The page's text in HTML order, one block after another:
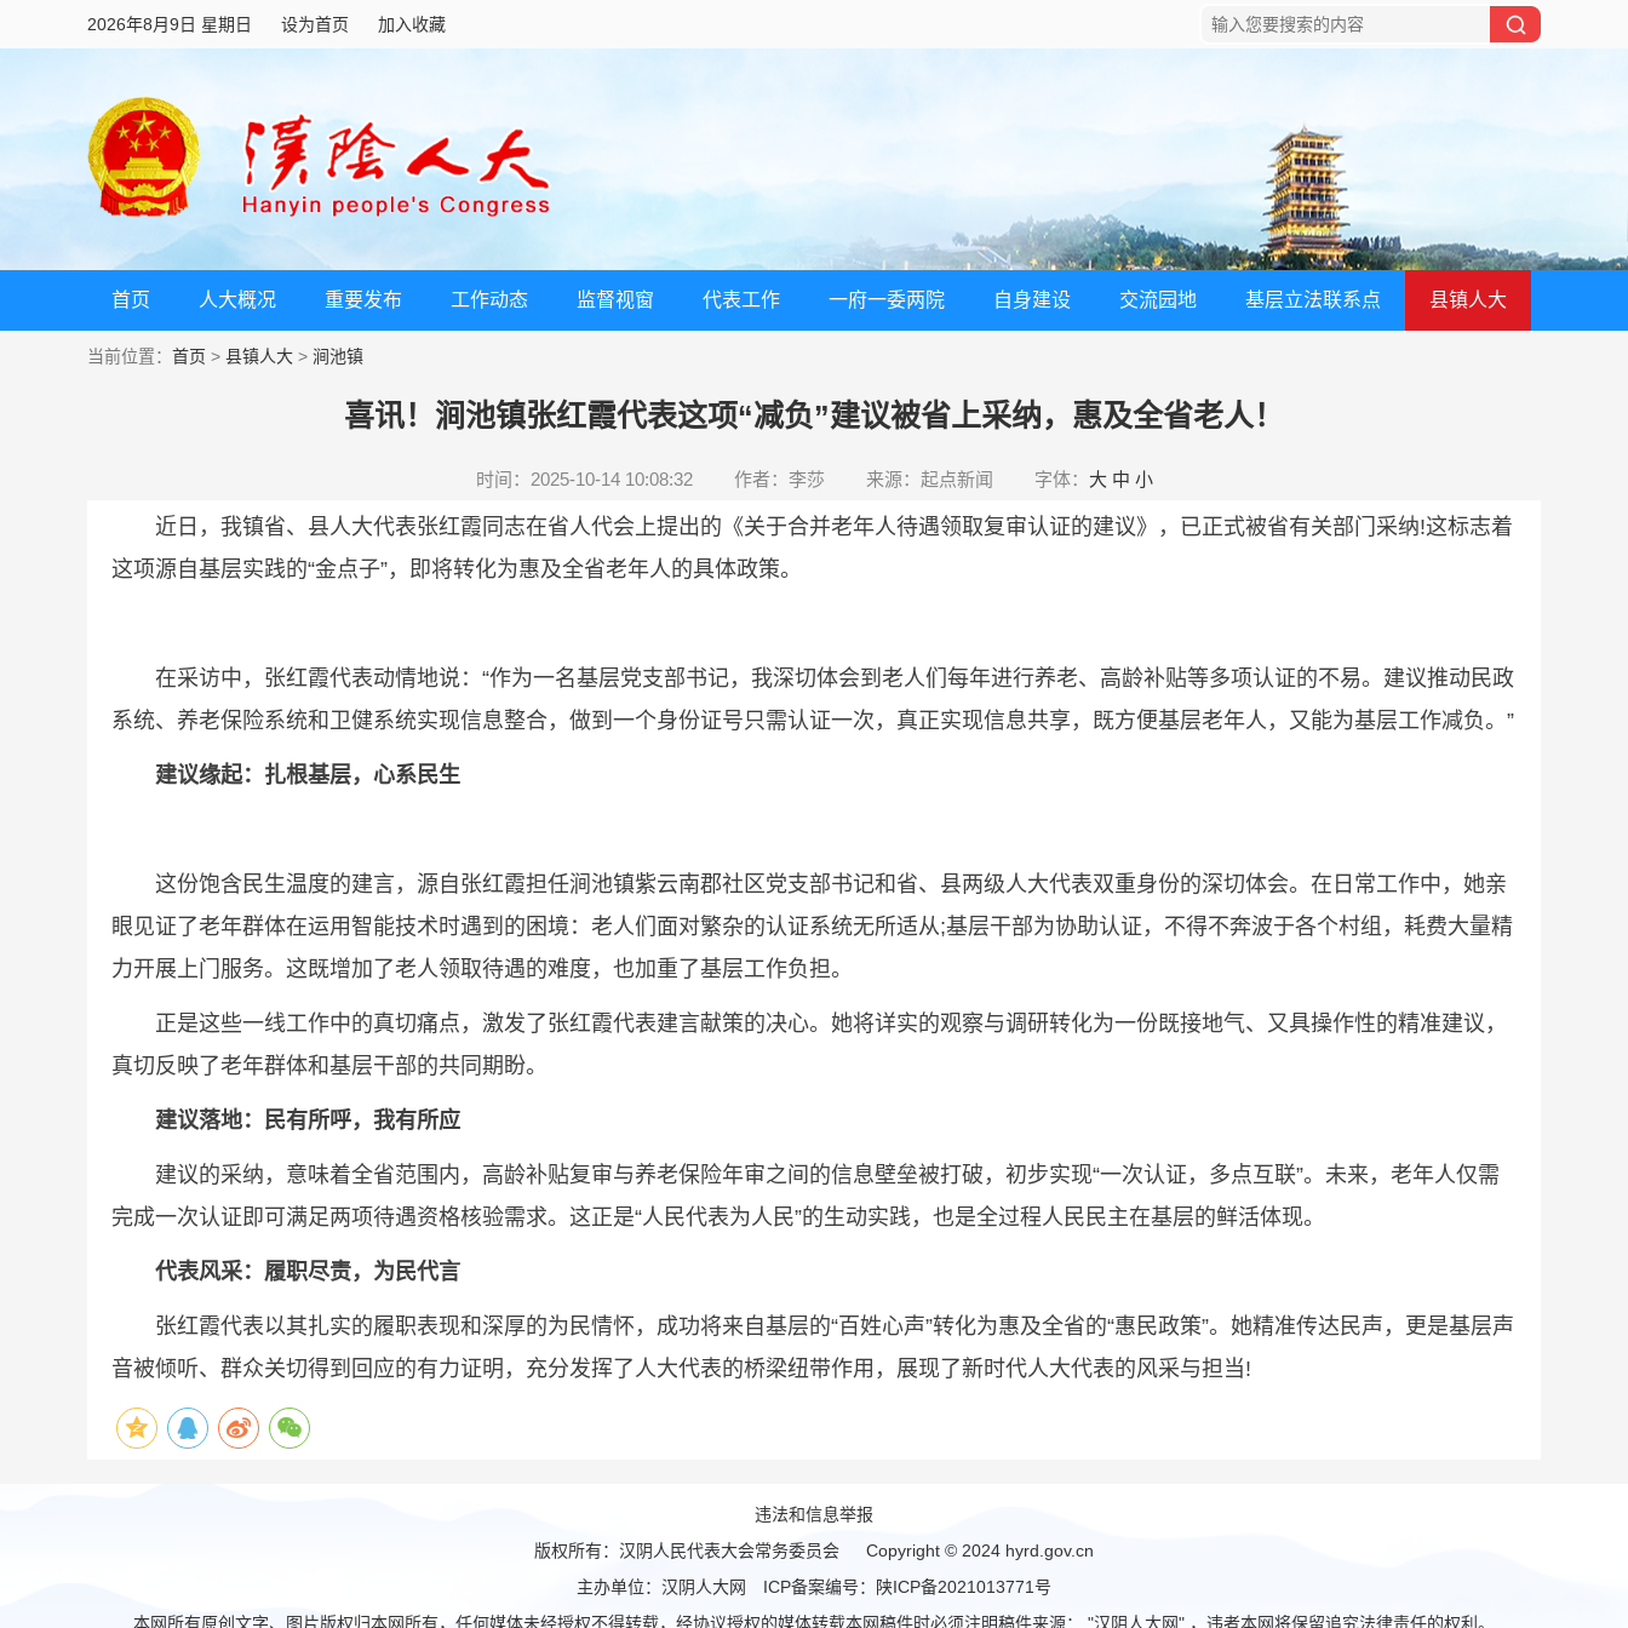
2026年8月9日 星期日 设为首页 加入收藏
首页 人大概况 重要发布 工作动态 监督视窗 代表工作 一府一委两院 自身建设 交流园地 基层立法联系点 县镇人大
当前位置： 首页 > 县镇人大 > 涧池镇
喜讯！涧池镇张红霞代表这项“减负”建议被省上采纳，惠及全省老人！
时间：2025-10-14 10:08:32 作者：李莎 来源：起点新闻 字体： 大 中 小
近日，我镇省、县人大代表张红霞同志在省人代会上提出的《关于合并老年人待遇领取复审认证的建议》，已正式被省有关部门采纳!这标志着
这项源自基层实践的“金点子”，即将转化为惠及全省老年人的具体政策。
在采访中，张红霞代表动情地说：“作为一名基层党支部书记，我深切体会到老人们每年进行养老、高龄补贴等多项认证的不易。建议推动民政
系统、养老保险系统和卫健系统实现信息整合，做到一个身份证号只需认证一次，真正实现信息共享，既方便基层老年人，又能为基层工作减负。”
建议缘起：扎根基层，心系民生
这份饱含民生温度的建言，源自张红霞担任涧池镇紫云南郡社区党支部书记和省、县两级人大代表双重身份的深切体会。在日常工作中，她亲
眼见证了老年群体在运用智能技术时遇到的困境：老人们面对繁杂的认证系统无所适从;基层干部为协助认证，不得不奔波于各个村组，耗费大量精
力开展上门服务。这既增加了老人领取待遇的难度，也加重了基层工作负担。
正是这些一线工作中的真切痛点，激发了张红霞代表建言献策的决心。她将详实的观察与调研转化为一份既接地气、又具操作性的精准建议，
真切反映了老年群体和基层干部的共同期盼。
建议落地：民有所呼，我有所应
建议的采纳，意味着全省范围内，高龄补贴复审与养老保险年审之间的信息壁垒被打破，初步实现“一次认证，多点互联”。未来，老年人仅需
完成一次认证即可满足两项待遇资格核验需求。这正是“人民代表为人民”的生动实践，也是全过程人民民主在基层的鲜活体现。
代表风采：履职尽责，为民代言
张红霞代表以其扎实的履职表现和深厚的为民情怀，成功将来自基层的“百姓心声”转化为惠及全省的“惠民政策”。她精准传达民声，更是基层声
音被倾听、群众关切得到回应的有力证明，充分发挥了人大代表的桥梁纽带作用，展现了新时代人大代表的风采与担当!
违法和信息举报
版权所有：汉阴人民代表大会常务委员会 Copyright © 2024 hyrd.gov.cn
主办单位：汉阴人大网 ICP备案编号：
陕ICP备2021013771号
本网所有原创文字、图片版权归本网所有，任何媒体未经授权不得转载，经协议授权的媒体转载本网稿件时必须注明稿件来源： "汉阴人大网" ，违者本网将保留追究法律责任的权利。